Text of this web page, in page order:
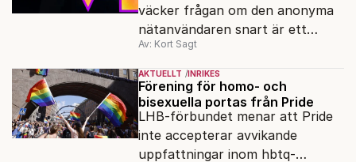
väcker frågan om den anonyma
nätanvändaren snart är ett
minne blott.
Av: Kort Sagt
AKTUELLT INRIKES
Förening för homo- och
bisexuella portas från Pride
LHB-förbundet menar att Pride
inte accepterar avvikande
uppfattningar inom hbtq-